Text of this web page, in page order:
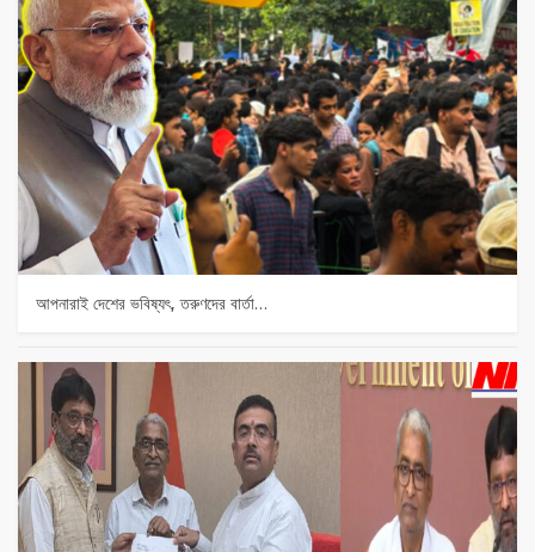
আপনারাই দেশের ভবিষ্যৎ, তরুণদের বার্তা…